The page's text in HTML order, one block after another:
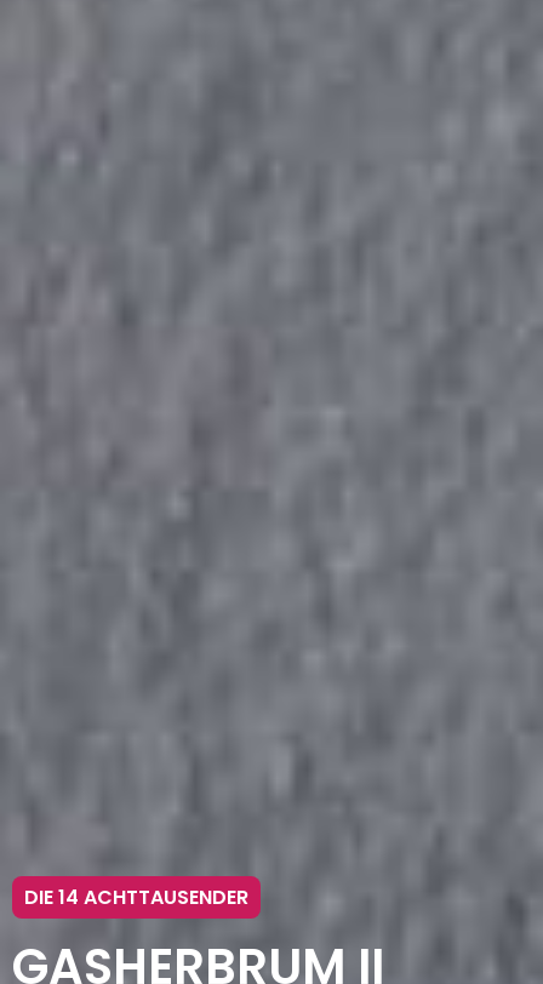
DIE 14 ACHTTAUSENDER
GASHERBRUM II